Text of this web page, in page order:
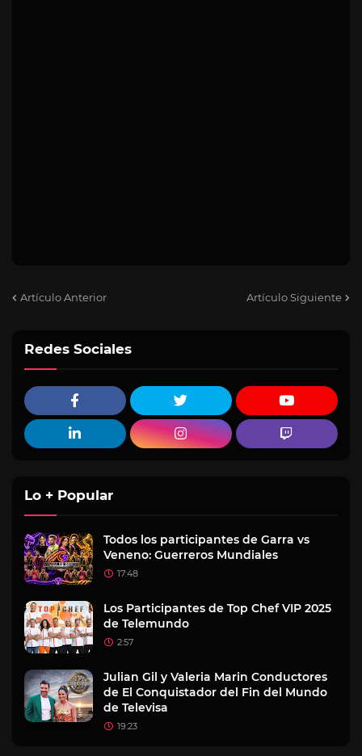
Artículo Anterior Artículo Siguiente
Redes Sociales
Lo + Popular
Todos los participantes de Garra vs
Veneno: Guerreros Mundiales
17:48
Los Participantes de Top Chef VIP 2025
de Telemundo
2:57
Julian Gil y Valeria Marin Conductores
de El Conquistador del Fin del Mundo
de Televisa
19:23